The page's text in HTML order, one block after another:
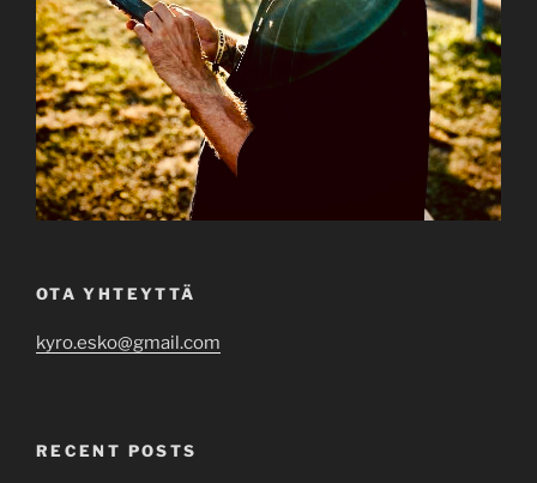
OTA YHTEYTTÄ
kyro.esko@gmail.com
RECENT POSTS